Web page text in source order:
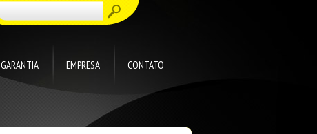
GARANTIA EMPRESA CONTATO